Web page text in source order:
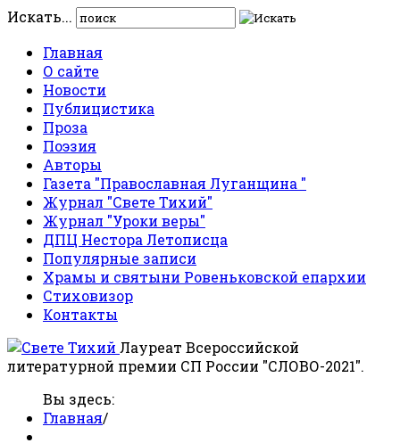
Искать...
Главная
О сайте
Новости
Публицистика
Проза
Поэзия
Авторы
Газета "Православная Луганщина "
Журнал "Свете Тихий"
Журнал "Уроки веры"
ДПЦ Нестора Летописца
Популярные записи
Храмы и святыни Ровеньковской епархии
Стиховизор
Контакты
Лауреат Всероссийской
литературной премии СП России "СЛОВО-2021".
Вы здесь:
Главная/